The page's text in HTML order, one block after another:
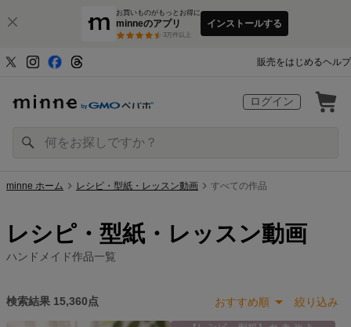
お買いものがもっとお得に
minneのアプリ
3万件以上
インストールする
販売をはじめるヘルプ
ログイン
minne ホーム レシピ・型紙・レッスン動画 すべての作品
レシピ・型紙・レッスン動画
ハンドメイド作品一覧
おすすめ順 絞り込み
検索結果 15,360点